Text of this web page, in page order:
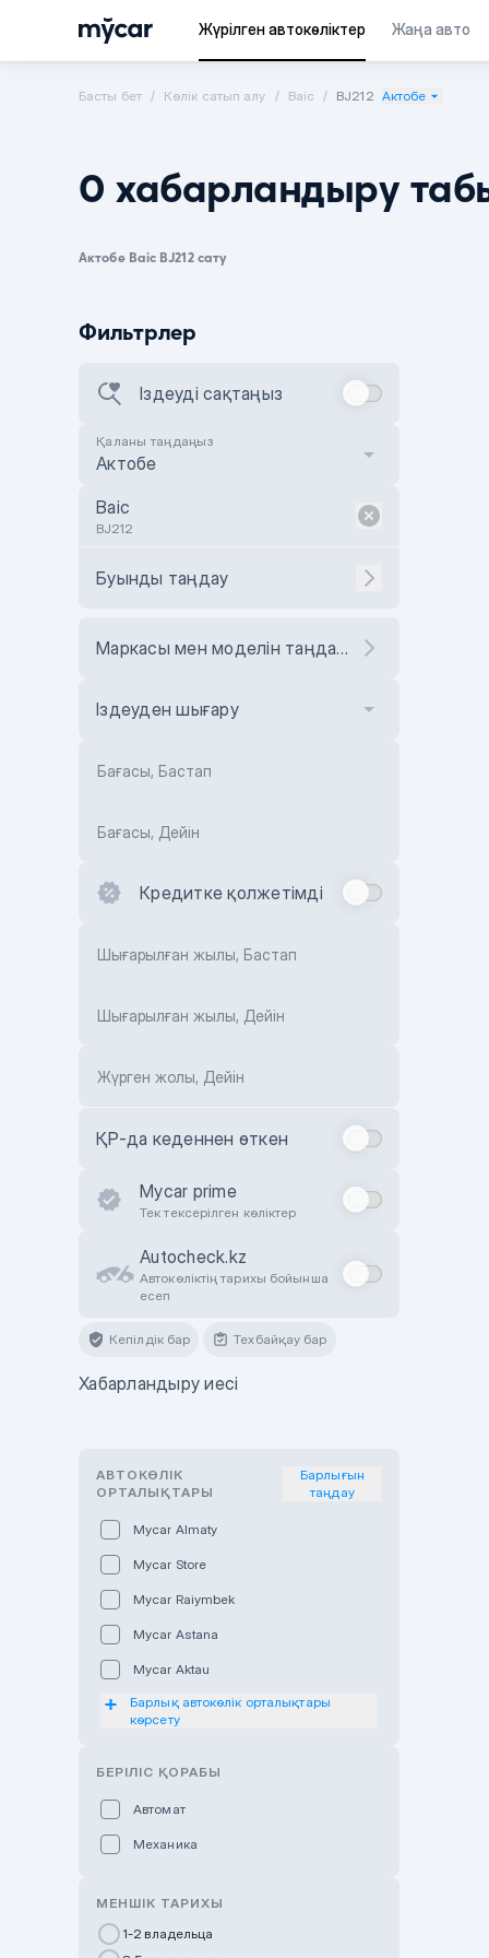
Жүрілген автокөліктер Жаңа авто
Басты бет Көлік сатып алу Baic BJ212 Актобе
0 хабарландыру
Актобе Baic BJ212 сату
Фильтрлер
Іздеуді сақтаңыз
Қаланы таңдаңыз
Актобе
Baic
BJ212
Буынды таңдау
Маркасы мен моделін таңдаңыз
Іздеуден шығару
Бағасы, Бастап
Бағасы, Дейін
Кредитке қолжетімді
Шығарылған жылы, Бастап
Шығарылған жылы, Дейін
Жүрген жолы, Дейін
ҚР-да кеденнен өткен
Mycar prime
Тек тексерілген көліктер
Autocheck.kz
Автокөліктің тарихы бойынша
есеп
Кепілдік бар Техбайқау бар
Хабарландыру иесі
АВТОКӨЛІК
ОРТАЛЫҚТАРЫ
Барлығын
таңдау
Mycar Almaty
Mycar Store
Mycar Raiymbek
Mycar Astana
Mycar Aktau
Mycar Uralsk
Haval & Tank Pavlodar
Bavaria Almaty
Mycar Shymkent
Барлық автокөлік орталықтары
көрсету
БЕРІЛІС ҚОРАБЫ
Автомат
Механика
МЕНШІК ТАРИХЫ
1-2 владельца